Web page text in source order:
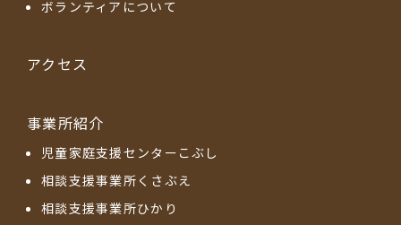
ボランティアについて
アクセス
事業所紹介
児童家庭支援センターこぶし
相談支援事業所くさぶえ
相談支援事業所ひかり